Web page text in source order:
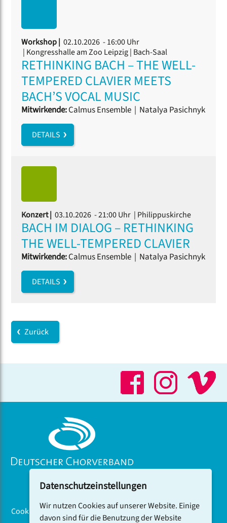
Workshop | 02.10.2026 - 16:00 Uhr
| Kongresshalle am Zoo Leipzig | Bach-Saal
RETHINKING BACH – THE WELL-
TEMPERED CLAVIER MEETS
BACH’S VOCAL MUSIC
Mitwirkende:Calmus Ensemble | Natalya Pasichnyk
DETAILS
Konzert | 03.10.2026 - 21:00 Uhr | Philippuskirche
BACH IM DIALOG – RETHINKING
THE WELL-TEMPERED CLAVIER
Mitwirkende:Calmus Ensemble | Natalya Pasichnyk
DETAILS
Zurück
Cookiebanner
Datenschutzeinstellungen
Wir nutzen Cookies auf unserer Website. Einige
davon sind für die Benutzung der Website